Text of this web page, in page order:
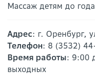
Массаж детям до
Адрес: г. Оренбург,
Телефон: 8 (3532)
Время работы: 9:00
выходных